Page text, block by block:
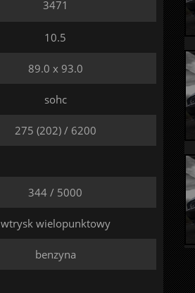
3471
10.5
89.0 x 93.0
sohc
275 (202) / 6200
344 / 5000
wtrysk wielopunktowy
benzyna